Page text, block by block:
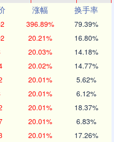
涨幅
换手率
396.89% 79.39%
20.21% 16.80%
20.03% 14.18%
20.02% 14.77%
20.01% 5.62%
20.01% 6.12%
20.01% 18.37%
20.01% 6.83%
20.01% 17.26%